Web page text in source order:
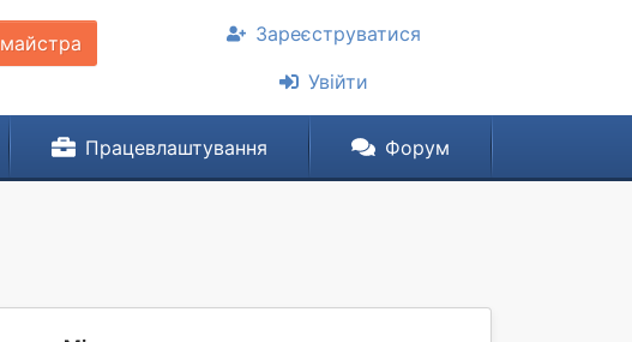
Зареєструватися
Увійти
Працевлаштування Форум